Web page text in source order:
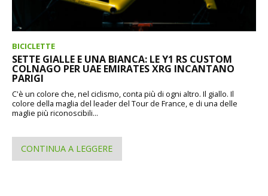
BICICLETTE
SETTE GIALLE E UNA BIANCA: LE Y1 RS CUSTOM
COLNAGO PER UAE EMIRATES XRG INCANTANO
PARIGI
C'è un colore che, nel ciclismo, conta più di ogni altro. Il giallo. Il
colore della maglia del leader del Tour de France, e di una delle
maglie più riconoscibili...
CONTINUA A LEGGERE